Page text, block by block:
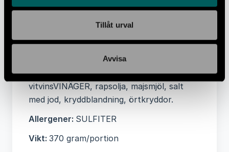
Tillåt urval
Avvisa
Sockerarter 1 g, Protein 10,7 g, Salt 0,4 g
broccoli, blomkål, paprika, lök, morot,
hönsfond, kokosmjölk, vatten, grön
currypasta, pepparfrukt, ingefära, vitlök,
vitvinsVINÄGER, rapsolja, majsmjöl, salt
med jod, kryddblandning, örtkryddor.
Allergener: SULFITER
Vikt: 370 gram/portion